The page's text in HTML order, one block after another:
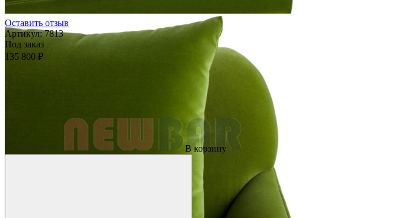
Оставить отзыв
Артикул:7813
Под заказ
135 800 ₽
В корзину